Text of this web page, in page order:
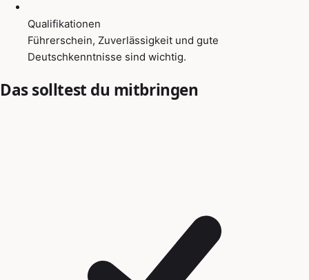
Qualifikationen
Führerschein, Zuverlässigkeit und gute
Deutschkenntnisse sind wichtig.
Das solltest du mitbringen